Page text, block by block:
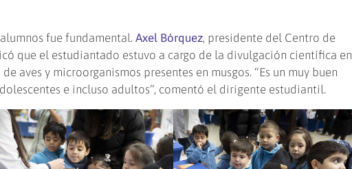
fue fundamental.Axel Bórquez, presidente del Centro de
que el estudiantado estuvo a cargo de la divulgación científica en
aves y microorganismos presentes en musgos. “Es un muy buen
e incluso adultos”, comentó el dirigente estudiantil.